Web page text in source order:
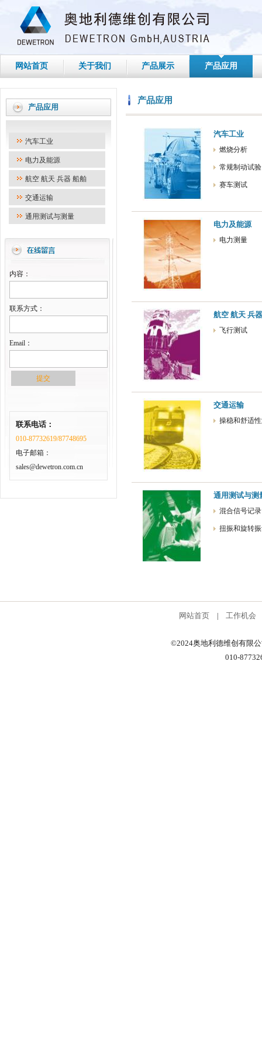
网站首页 关于我们 产品展示 产品应用
产品应用
汽车工业
电力及能源
航空 航天 兵器 船舶
交通运输
通用测试与测量
内容：
联系方式：
Email：
联系电话：
010-87732619/87748695
电子邮箱：
sales@dewetron.com.cn
产品应用
汽车工业
燃烧分析
常规制动试验
赛车测试
电力及能源
电力测量
航空 航天 兵
飞行测试
交通运输
操稳和舒适
通用测试与测
混合信号记录
扭振和旋转
网站首页 工作机会
©2024奥地利德维创有限
010-